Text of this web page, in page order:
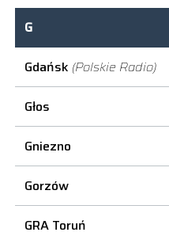
G
Gdańsk (Polskie Radio)
Głos
Gniezno
Gorzów
GRA Toruń